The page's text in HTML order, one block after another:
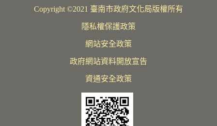
Copyright ©2021 臺南市政府文化局版權所有
隱私權保護政策
網站安全政策
政府網站資料開放宣告
資通安全政策